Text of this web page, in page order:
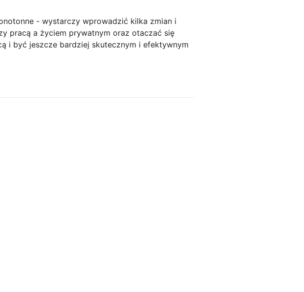
- wystarczy wprowadzić kilka zmian i
pracą a życiem prywatnym oraz otaczać się
i być jeszcze bardziej skutecznym i efektywnym